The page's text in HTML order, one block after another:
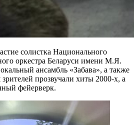
солистка Национального
оркестра Беларуси имени М.Я.
ансамбль «Забава», а также
прозвучали хиты 2000-х, а
фейерверк.